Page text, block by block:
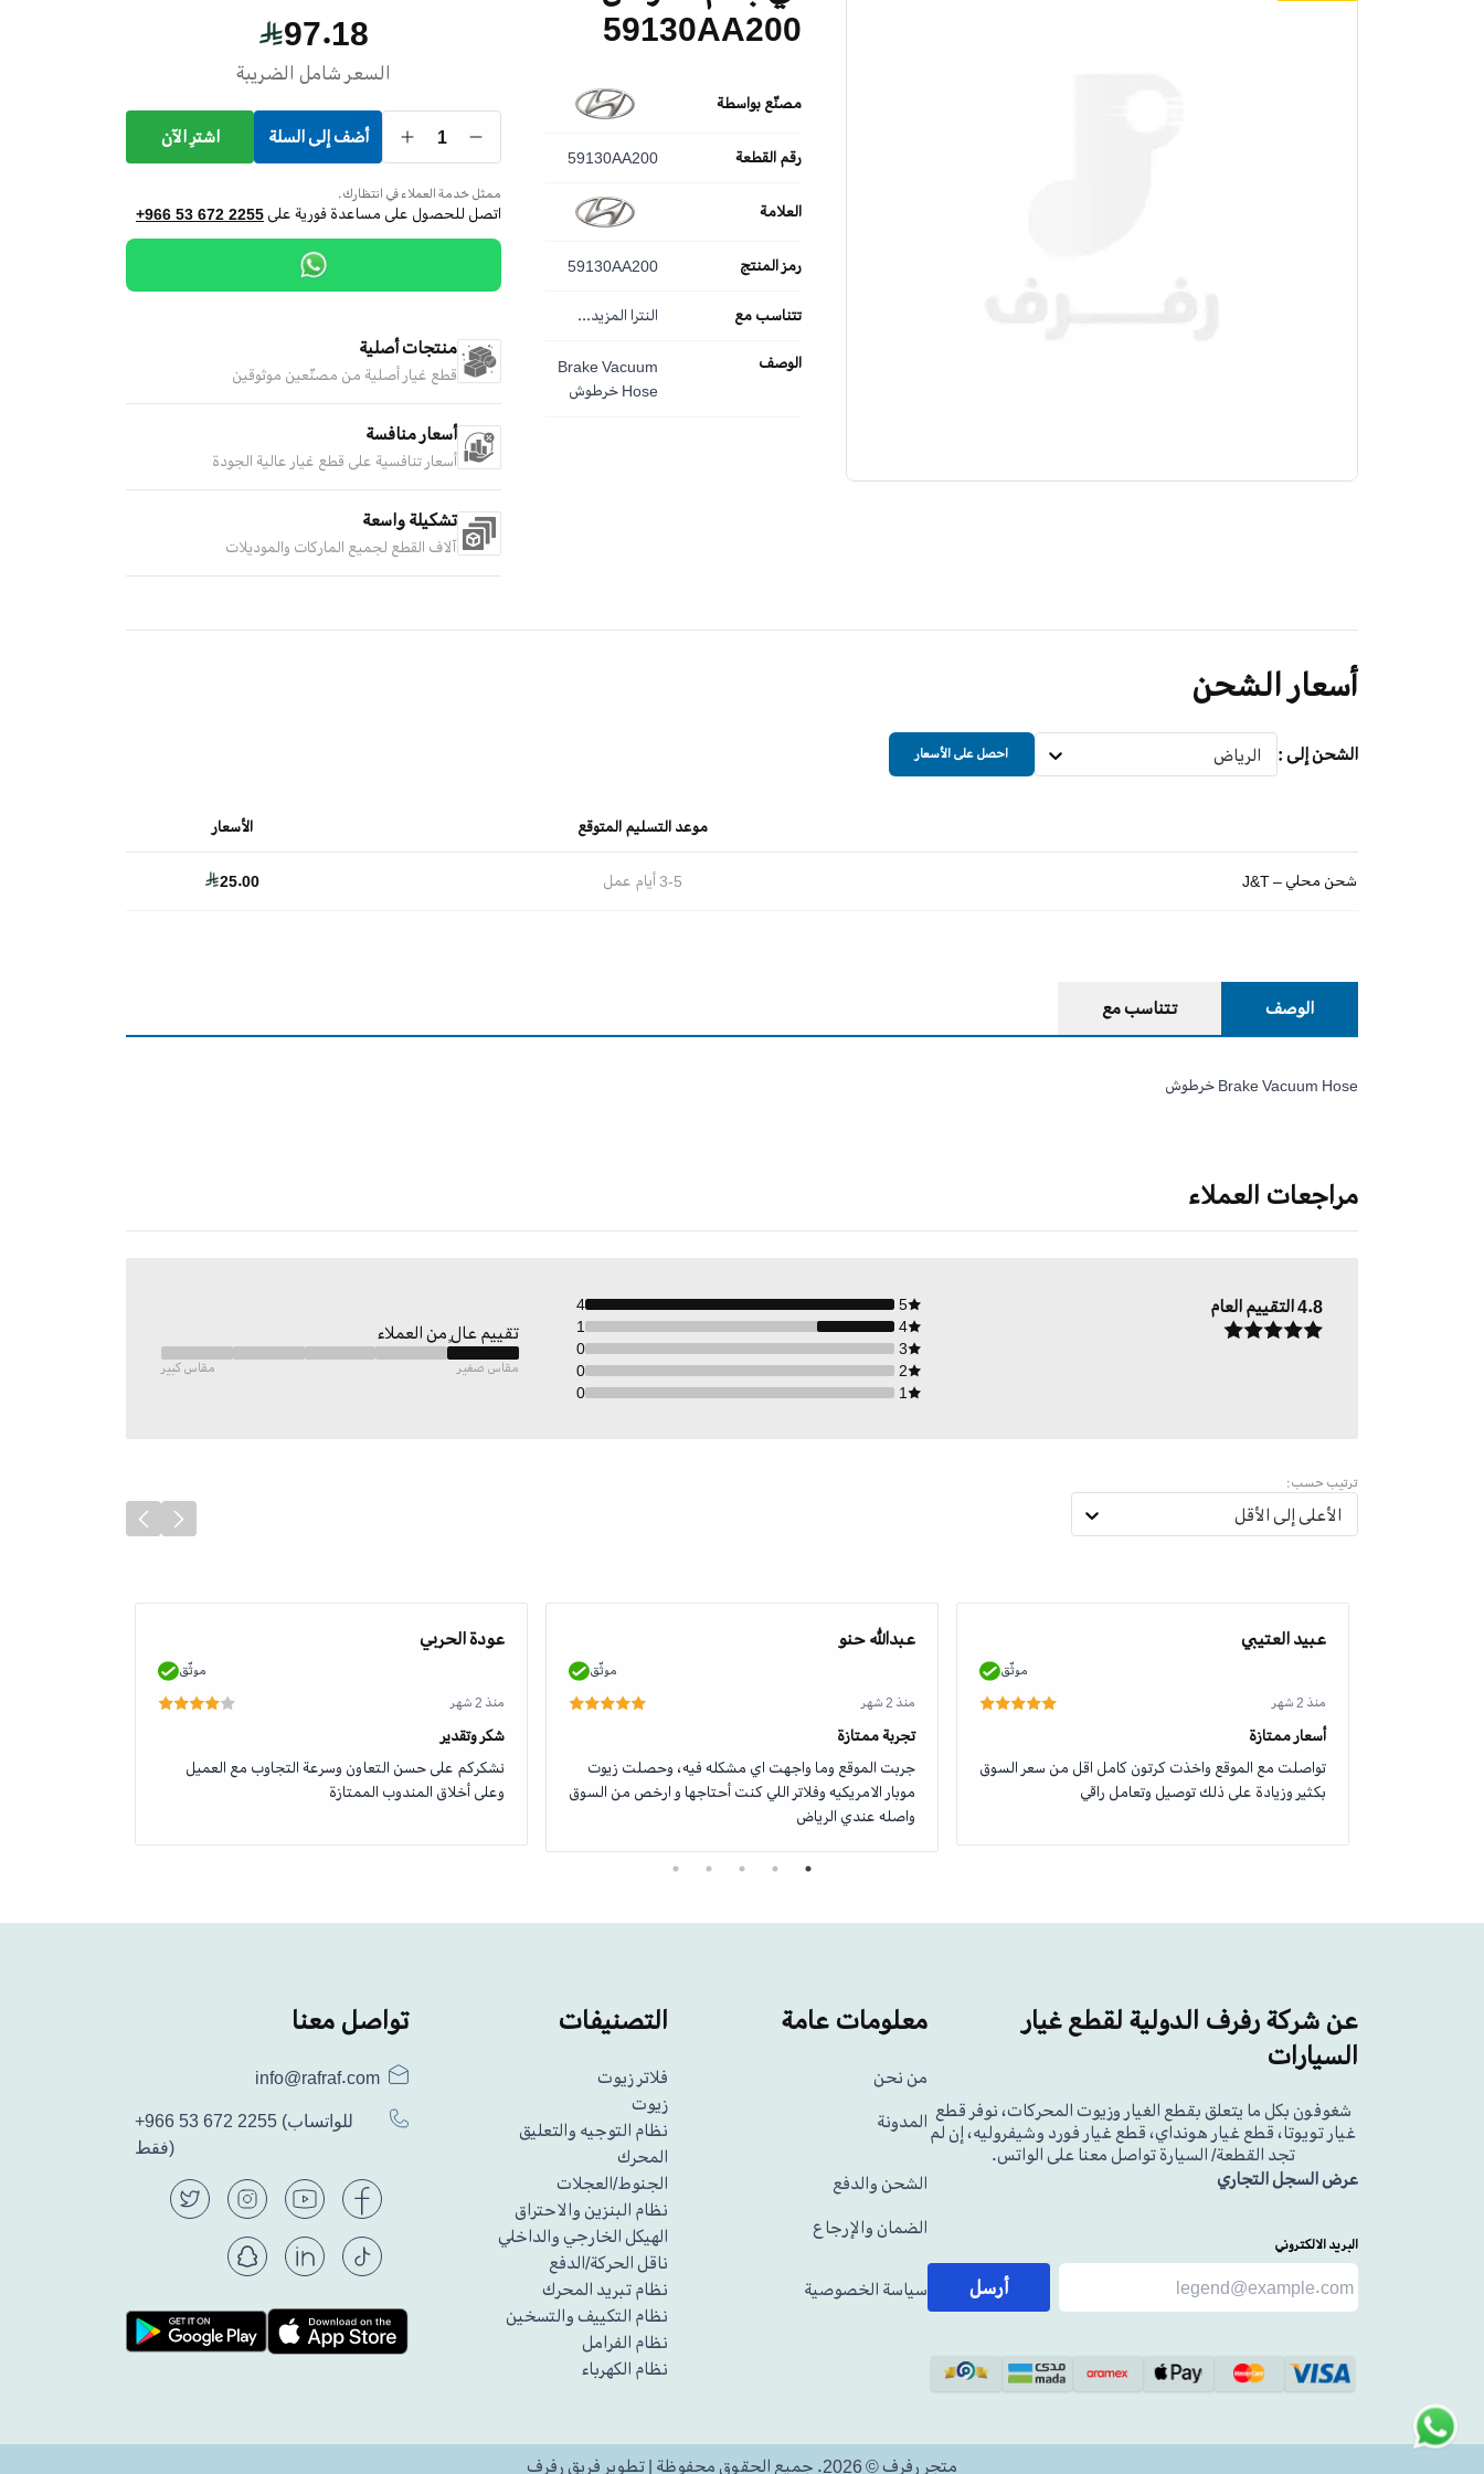
59130AA200
مصنّع بواسطة
رقم القطعة 59130AA200
العلامة
رمز المنتج 59130AA200
تتناسب مع النترا المزيد...
الوصف
Brake Vacuum
Hose خرطوش
97.18
السعر شامل الضريبة
1 أضف إلى السلة اشترِ الآن
ممثل خدمة العملاء في انتظارك.
اتصل للحصول على مساعدة فورية على +966 53 672 2255
منتجات أصلية
قطع غيار أصلية من مصنّعين موثوقين
أسعار منافسة
أسعار تنافسية على قطع غيار عالية الجودة
تشكيلة واسعة
آلاف القطع لجميع الماركات والموديلات
أسعار الشحن
الشحن إلى : الرياض احصل على الأسعار
موعد التسليم المتوقع الأسعار
شحن محلي – J&T 3-5أيام عمل 25.00
الوصف تتناسب مع
Brake Vacuum Hose خرطوش
مراجعات العملاء
4.8التقييم العام 5
4
4
1
3
0
2
0
1
0
تقييم عالٍ من العملاء
مقاس صغير مقاس كبير
ترتيب حسب:
الأعلى إلى الأقل
عبيد العتيبي
موثّق
منذ 2 شهر
أسعار ممتازة
تواصلت مع الموقع واخذت كرتون كامل اقل من سعر السوق
بكثير وزيادة على ذلك توصيل وتعامل راقي
عبدالله حنو
موثّق
منذ 2 شهر
تجربة ممتازة
جربت الموقع وما واجهت اي مشكله فيه، وحصلت زيوت
موبار الامريكيه وفلاتر اللي كنت أحتاجها و ارخص من السوق
واصله عندي الرياض
عودة الحربي
موثّق
منذ 2 شهر
شكر وتقدير
نشكركم على حسن التعاون وسرعة التجاوب مع العميل
وعلى أخلاق المندوب الممتازة
عن شركة رفرف الدولية لقطع غيار
السيارات
شغوفون بكل ما يتعلق بقطع الغيار وزيوت المحركات، نوفر قطع
غيار تويوتا، قطع غيار هونداي، قطع غيار فورد وشيفروليه، إن لم
تجد القطعة/ السيارة تواصل معنا على الواتس.
عرض السجل التجاري
البريد الالكتروني
أرسل
معلومات عامة
من نحن
المدونة
الشحن والدفع
الضمان والإرجاع
سياسة الخصوصية
التصنيفات
فلاتر زيوت
زيوت
نظام التوجيه والتعليق
المحرك
الجنوط/العجلات
نظام البنزين والاحتراق
الهيكل الخارجي والداخلي
ناقل الحركة/الدفع
نظام تبريد المحرك
نظام التكييف والتسخين
نظام الفرامل
نظام الكهرباء
تواصل معنا
info@rafraf.com
+966 53 672 2255 (للواتساب
فقط)
متجر رفرف © 2026. جميع الحقوق محفوظة | تطوير فريق رفرف